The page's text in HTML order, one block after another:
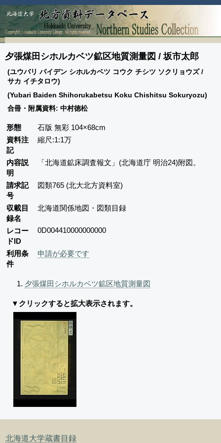
北海道大学蔵書目録
夕張煤田シホルカベツ鉱区地質測量図 / 坂市太郎
(ユウバリ バイデン シホルカベツ コウク チシツ ソクリョウズ /
サカ イチタロウ)
(Yubari Baiden Shihorukabetsu Koku Chishitsu Sokuryozu)
合冊・附属資料: 中村徳松
形態
石版 無彩 104×68cm
資料注
記
縮尺:1:1万
内容説
明
「北海道鉱床調査報文」(北海道庁 明治24)附図。
請求記
号
図類765 (北大北方資料室)
収載目
録名
北海道関係地図・図類目録
レコー
ドID
0D004410000000000
利用条
件
申請が必要です
夕張煤田シホルカベツ鉱区地質測量図
▼クリックすると拡大表示されます。